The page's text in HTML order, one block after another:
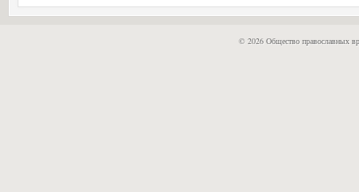
© 2026 Общество православных